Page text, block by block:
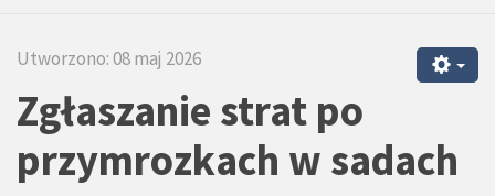
Utworzono: 08 maj 2026
Zgłaszanie strat po
przymrozkach w sadach